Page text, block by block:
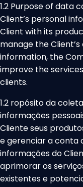
1.2 Purpose of data
Client’s personal
Client with its
manage the
information, the
improve the
clients.
1.2 ropósito da
informações
Cliente seus
e gerenciar a conta
informações do
aprimorar os
existentes e